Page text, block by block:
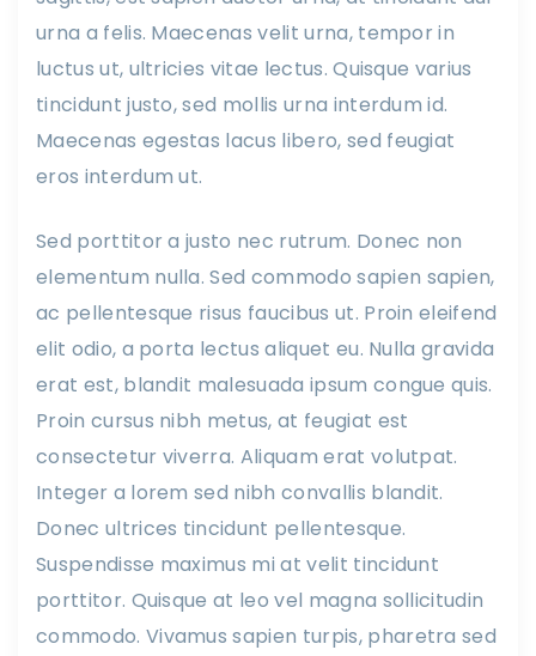
urna a felis. Maecenas velit urna, tempor in
luctus ut, ultricies vitae lectus. Quisque varius
tincidunt justo, sed mollis urna interdum id.
Maecenas egestas lacus libero, sed feugiat
eros interdum ut.
Sed porttitor a justo nec rutrum. Donec non
elementum nulla. Sed commodo sapien sapien,
ac pellentesque risus faucibus ut. Proin eleifend
elit odio, a porta lectus aliquet eu. Nulla gravida
erat est, blandit malesuada ipsum congue quis.
Proin cursus nibh metus, at feugiat est
consectetur viverra. Aliquam erat volutpat.
Integer a lorem sed nibh convallis blandit.
Donec ultrices tincidunt pellentesque.
Suspendisse maximus mi at velit tincidunt
porttitor. Quisque at leo vel magna sollicitudin
commodo. Vivamus sapien turpis, pharetra sed